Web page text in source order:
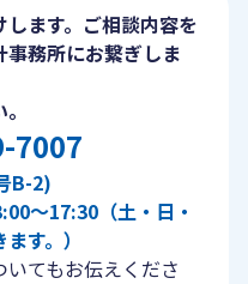
ます。ご相談内容を
務所にお繋ぎしま
7007
B-2)
〜17:30（土・日・
す。）
てもお伝えくださ